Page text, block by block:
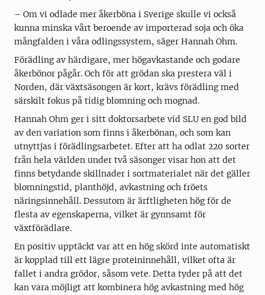
– Om vi odlade mer åkerböna i Sverige skulle vi också
kunna minska vårt beroende av importerad soja och öka
mångfalden i våra odlingssystem, säger Hannah Ohm.
Förädling av härdigare, mer högavkastande och godare
åkerbönor pågår. Och för att grödan ska prestera väl i
Norden, där växtsäsongen är kort, krävs förädling med
särskilt fokus på tidig blomning och mognad.
Hannah Ohm ger i sitt doktorsarbete vid SLU en god bild
av den variation som finns i åkerbönan, och som kan
utnyttjas i förädlingsarbetet. Efter att ha odlat 220 sorter
från hela världen under två säsonger visar hon att det
finns betydande skillnader i sortmaterialet när det gäller
blomningstid, planthöjd, avkastning och fröets
näringsinnehåll. Dessutom är ärftligheten hög för de
flesta av egenskaperna, vilket är gynnsamt för
växtförädlare.
En positiv upptäckt var att en hög skörd inte automatiskt
är kopplad till ett lägre proteininnehåll, vilket ofta är
fallet i andra grödor, såsom vete. Detta tyder på att det
kan vara möjligt att kombinera hög avkastning med hög